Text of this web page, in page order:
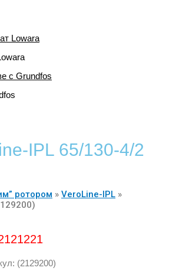
IPL 65/130-4/2
ротором » VeroLine-IPL »
(2129200)